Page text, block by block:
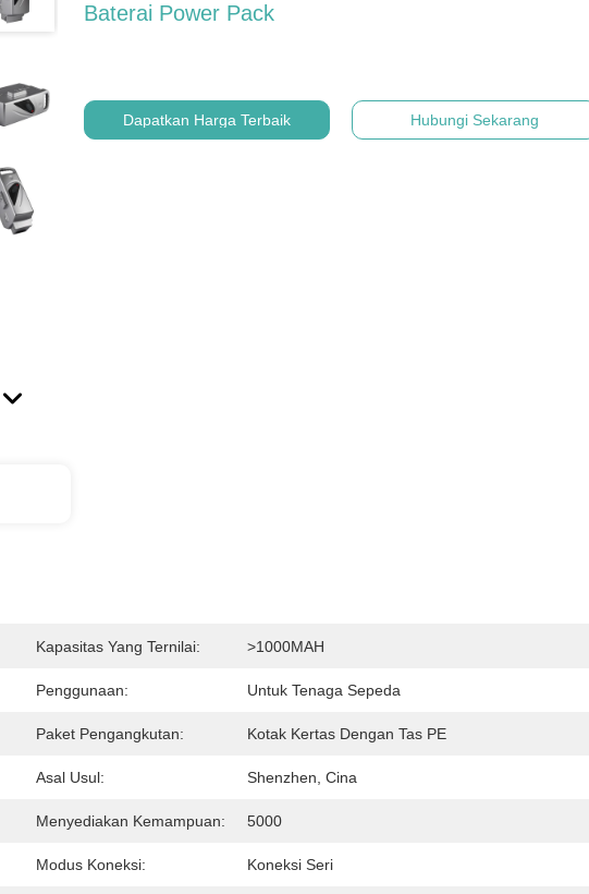
Baterai Power Pack
Dapatkan Harga Terbaik Hubungi Sekarang
Kapasitas Yang Ternilai: >1000MAH
Penggunaan: Untuk Tenaga Sepeda
Paket Pengangkutan: Kotak Kertas Dengan Tas PE
Asal Usul: Shenzhen, Cina
Menyediakan Kemampuan: 5000
Modus Koneksi: Koneksi Seri